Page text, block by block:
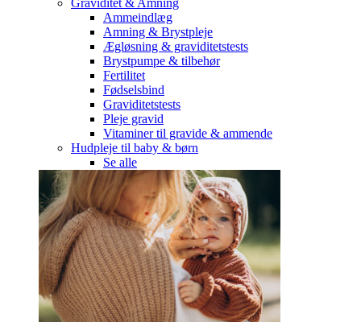
Graviditet & Amning
Ammeindlæg
Amning & Brystpleje
Ægløsning & graviditetstests
Brystpumpe & tilbehør
Fertilitet
Fødselsbind
Graviditetstests
Pleje gravid
Vitaminer til gravide & ammende
Hudpleje til baby & børn
Se alle